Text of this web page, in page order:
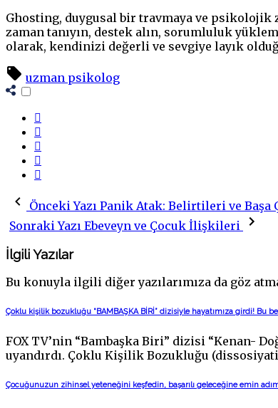
Ghosting, duygusal bir travmaya ve
zaman tanıyın, destek alın, sorumluluk
olarak, kendinizi değerli ve sevgiye layık
uzman psikolog
Önceki Yazı Panik Atak: Belirtileri ve Başa
Sonraki Yazı Ebeveyn ve Çocuk İlişkileri
İlgili Yazılar
Bu konuyla ilgili diğer yazılarımıza da göz
Çoklu kişilik bozukluğu “BAMBAŞKA BİRİ” dizisiyle hayatımıza girdi! Bu
FOX TV’nin “Bambaşka Biri” dizisi “Kenan-
uyandırdı. Çoklu Kişilik Bozukluğu
Çocuğunuzun zihinsel yeteneğini keşfedin, başarılı geleceğine emin